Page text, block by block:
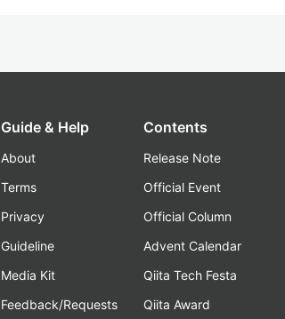
Guide & Help
About
Terms
Privacy
Guideline
Media Kit
Feedback/Requests
Contents
Release Note
Official Event
Official Column
Advent Calendar
Qiita Tech Festa
Qiita Award